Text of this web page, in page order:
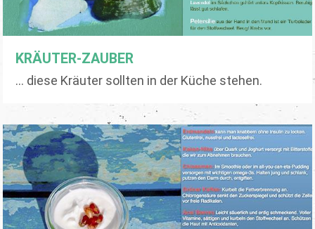
KRÄUTER-ZAUBER
... diese Kräuter sollten in der Küche stehen.